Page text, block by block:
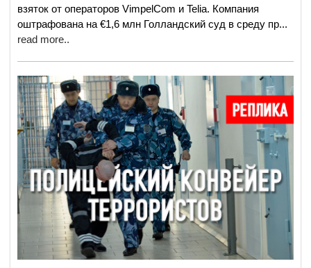
взяток от операторов VimpelCom и Telia. Компания
оштрафована на €1,6 млн Голландский суд в среду пр...
read more..